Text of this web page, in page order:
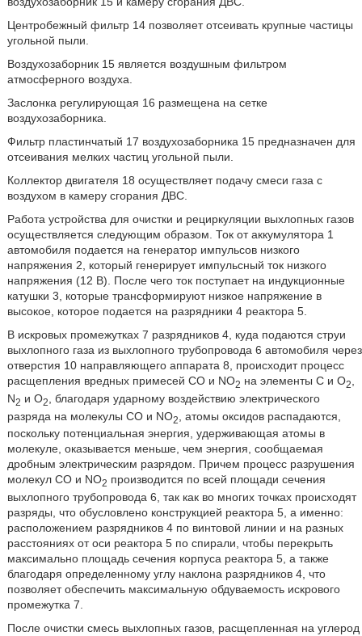
Центробежный фильтр 14 позволяет отсеивать крупные частицы
угольной пыли.
Воздухозаборник 15 является воздушным фильтром
атмосферного воздуха.
Заслонка регулирующая 16 размещена на сетке
воздухозаборника.
Фильтр пластинчатый 17 воздухозаборника 15 предназначен для
отсеивания мелких частиц угольной пыли.
Коллектор двигателя 18 осуществляет подачу смеси газа с
воздухом в камеру сгорания ДВС.
Работа устройства для очистки и рециркуляции выхлопных газов
осуществляется следующим образом. Ток от аккумулятора 1
автомобиля подается на генератор импульсов низкого
напряжения 2, который генерирует импульсный ток низкого
напряжения (12 В). После чего ток поступает на индукционные
катушки 3, которые трансформируют низкое напряжение в
высокое, которое подается на разрядники 4 реактора 5.
В искровых промежутках 7 разрядников 4, куда подаются струи
выхлопного газа из выхлопного трубопровода 6 автомобиля через
отверстия 10 направляющего аппарата 8, происходит процесс
расщепления вредных примесей CO и NO2 на элементы C и O2
N2 и O2
, благодаря ударному воздействию электрического
разряда на молекулы CO и NO2
, атомы оксидов распадаются,
поскольку потенциальная энергия, удерживающая атомы в
молекуле, оказывается меньше, чем энергия, сообщаемая
дробным электрическим разрядом. Причем процесс разрушения
молекул CO и NO2 производится по всей площади сечения
выхлопного трубопровода 6, так как во многих точках происходят
разряды, что обусловлено конструкцией реактора 5, а именно:
расположением разрядников 4 по винтовой линии и на разных
расстояниях от оси реактора 5 по спирали, чтобы перекрыть
максимально площадь сечения корпуса реактора 5, а также
благодаря определенному углу наклона разрядников 4, что
позволяет обеспечить максимальную обдуваемость искрового
промежутка 7.
После очистки смесь выхлопных газов, расщепленная на углерод